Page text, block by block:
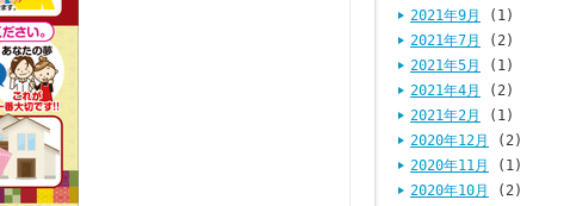
2021年9月
(1)
2021年7月
(2)
2021年5月
(1)
2021年4月
(2)
2021年2月
(1)
2020年12月
(2)
2020年11月
(1)
2020年10月
(2)